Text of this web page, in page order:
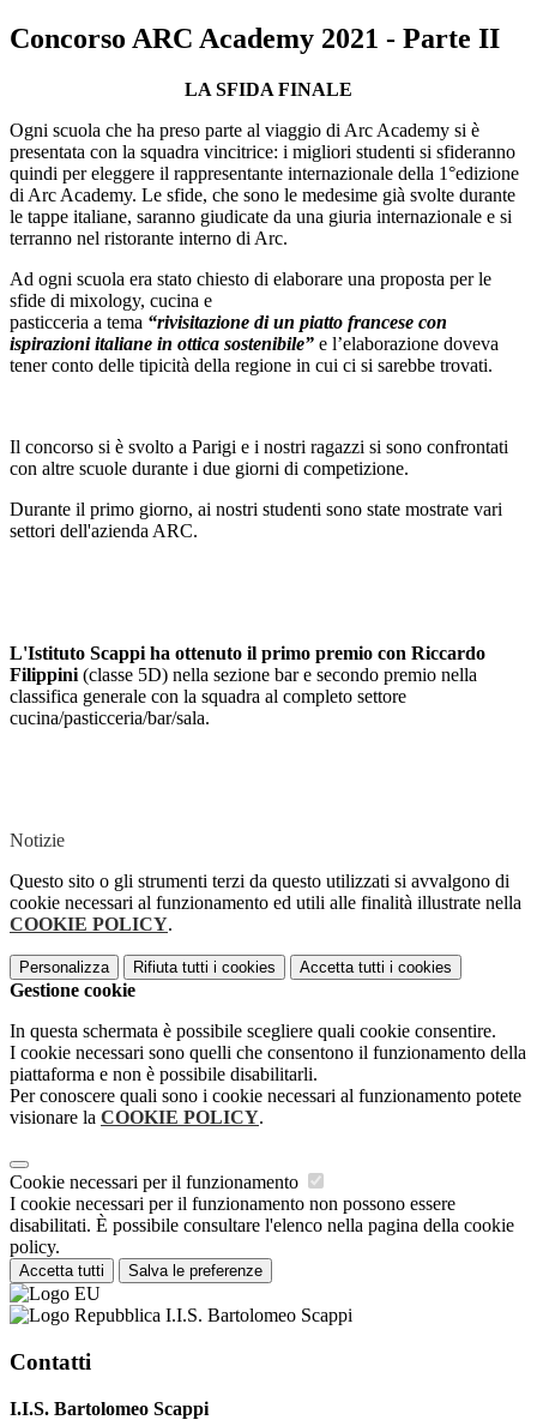
Concorso ARC Academy 2021 - Parte II
LA SFIDA FINALE
Ogni scuola che ha preso parte al viaggio di Arc Academy si è
presentata con la squadra vincitrice: i migliori studenti si sfideranno
quindi per eleggere il rappresentante internazionale della 1°edizione
di Arc Academy. Le sfide, che sono le medesime già svolte durante
le tappe italiane, saranno giudicate da una giuria internazionale e si
terranno nel ristorante interno di Arc.
Ad ogni scuola era stato chiesto di elaborare una proposta per le
sfide di mixology, cucina e
pasticceria a tema “rivisitazione di un piatto francese con
ispirazioni italiane in ottica sostenibile” e l’elaborazione doveva
tener conto delle tipicità della regione in cui ci si sarebbe trovati.
Il concorso si è svolto a Parigi e i nostri ragazzi si sono confrontati
con altre scuole durante i due giorni di competizione.
Durante il primo giorno, ai nostri studenti sono state mostrate vari
settori dell'azienda ARC.
L'Istituto Scappi ha ottenuto il primo premio con Riccardo
Filippini (classe 5D) nella sezione bar e secondo premio nella
classifica generale con la squadra al completo settore
cucina/pasticceria/bar/sala.
Notizie
Questo sito o gli strumenti terzi da questo utilizzati si avvalgono di
cookie necessari al funzionamento ed utili alle finalità illustrate nella
COOKIE POLICY.
Personalizza Rifiuta tutti i cookies Accetta tutti i cookies
Gestione cookie
In questa schermata è possibile scegliere quali cookie consentire.
I cookie necessari sono quelli che consentono il funzionamento della
piattaforma e non è possibile disabilitarli.
Per conoscere quali sono i cookie necessari al funzionamento potete
visionare la COOKIE POLICY.
Cookie necessari per il funzionamento
I cookie necessari per il funzionamento non possono essere
disabilitati. È possibile consultare l'elenco nella pagina della cookie
policy.
Accetta tutti Salva le preferenze
I.I.S. Bartolomeo Scappi
Contatti
I.I.S. Bartolomeo Scappi